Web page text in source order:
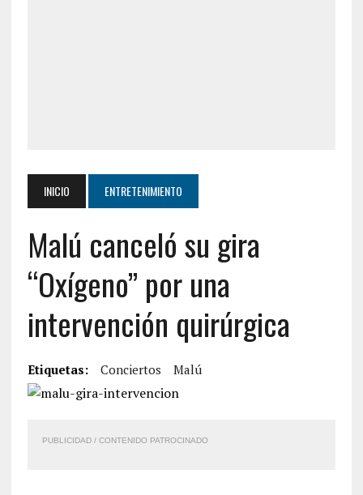
INICIO ENTRETENIMIENTO
Malú canceló su gira
“Oxígeno” por una
intervención quirúrgica
Etiquetas: Conciertos Malú
PUBLICIDAD / CONTENIDO PATROCINADO